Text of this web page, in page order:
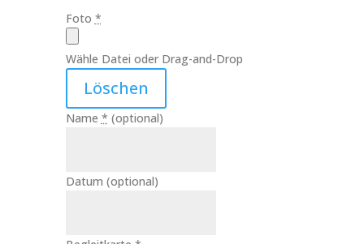
Foto *
Wähle Datei oder Drag-and-Drop
Löschen
Name * (optional)
Datum (optional)